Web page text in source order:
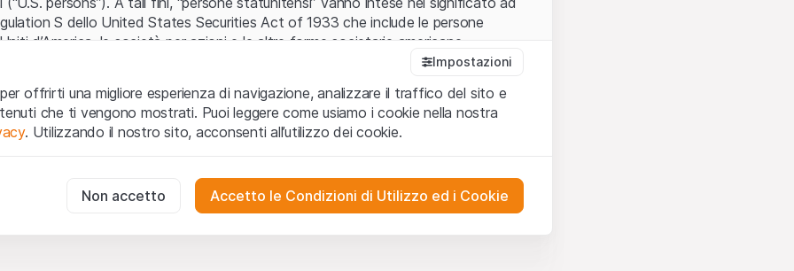
S dello United States Securities Act of 1933 che include le persone
d’America, le società per azioni e le altre forme societarie americane.
web (di seguito, il “Sito”) si dichiara di aver compreso e di accettare le
avvertenze importanti e le condizioni di utilizzo ivi rese disponibili. Nel caso in
utilizzonon siano accettate, l’utente è tenuto ad interrompere l’utilizzo del
o invito ad acquistare
i dati, i servizi, gli strumenti, i documenti (i “Contenuti del Sito”) contenuti o
web hanno esclusivamente finalità informative e non rappresentano né
Impostazioni
offrirti una migliore esperienza di navigazione, analizzare il traffico del sito e
che ti vengono mostrati. Puoi leggere come usiamo i cookie nella nostra
. Utilizzando il nostro sito, acconsenti all’utilizzo dei cookie.
per il funzionamento del sito web e non possono essere disattivati.
Non accetto Accetto le Condizioni di Utilizzo ed i Cookie